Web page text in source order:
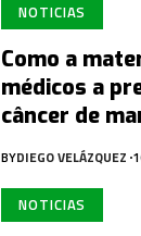
NOTICIAS
Como a
médicos a
câncer de
BYDIEGO VELÁZQUEZ
NOTICIAS